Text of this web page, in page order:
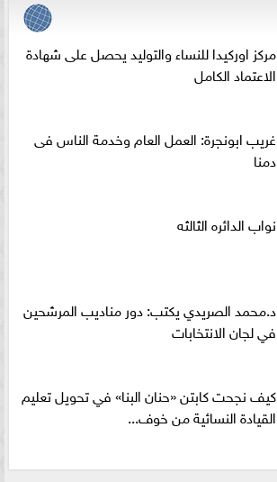
مركز اوركيدا للنساء والتوليد يحصل على شهادة
الاعتماد الكامل
غريب ابونجرة: العمل العام وخدمة الناس فى
دمنا
نواب الدائره الثالثه
د.محمد الصريدي يكتب: دور مناديب المرشحين
في لجان الانتخابات
كيف نجحت كابتن «حنان البنا» في تحويل تعليم
القيادة النسائية من خوف...